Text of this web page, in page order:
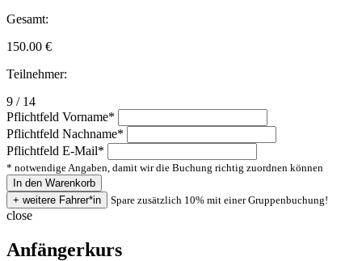
Gesamt:
150.00 €
Teilnehmer:
9 / 14
Pflichtfeld Vorname*
Pflichtfeld Nachname*
Pflichtfeld E-Mail*
* notwendige Angaben, damit wir die Buchung richtig zuordnen können
Spare zusätzlich 10% mit einer Gruppenbuchung!
close
Anfängerkurs